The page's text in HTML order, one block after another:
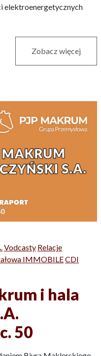
elektroenergetycznych
Zobacz więcej
Vodcasty Relacje
IMMOBILECDI
i hala
50